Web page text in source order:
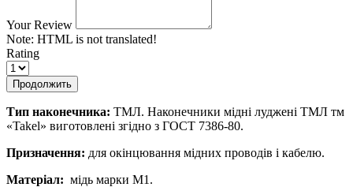
Your Review
Note: HTML is not translated!
Rating
Продолжить
Тип наконечника: ТМЛ. Наконечники мідні луджені ТМЛ тм
«Takel» виготовлені згідно з ГОСТ 7386-80.
Призначення: для окінцювання мідних проводів і кабелю.
Матеріал: мідь марки М1.